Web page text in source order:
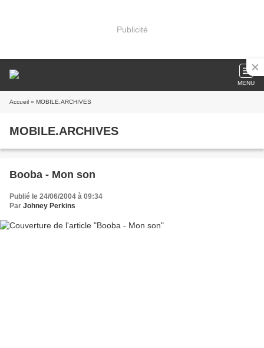
Publicité
MENU
Accueil » MOBILE.ARCHIVES
MOBILE.ARCHIVES
Booba - Mon son
Publié le 24/06/2004 à 09:34
Par Johney Perkins